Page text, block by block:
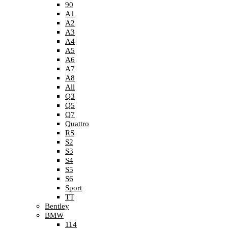
90
A1
A2
A3
A4
A5
A6
A7
A8
All
Q3
Q5
Q7
Quattro
RS
S2
S3
S4
S5
S6
Sport
TT
Bentley
BMW
114